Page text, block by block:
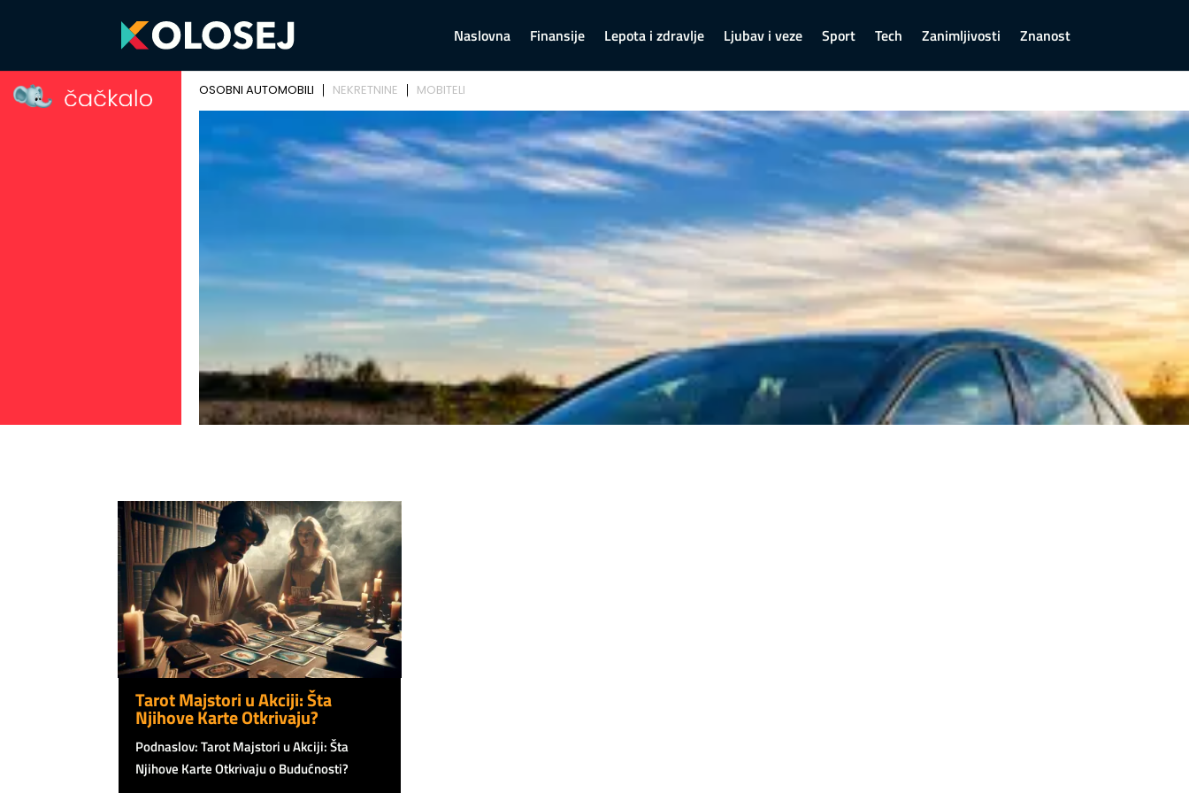
Naslovna Finansije Lepota i zdravlje Ljubav i veze Sport Tech Zanimljivosti Znanost
Tarot Majstori u Akciji: Šta
Njihove Karte Otkrivaju?
Podnaslov: Tarot Majstori u Akciji: Šta
Njihove Karte Otkrivaju o Budućnosti?